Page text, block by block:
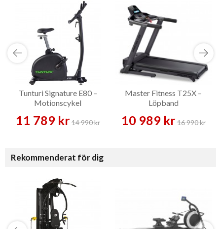
Tunturi Signature E80 –
Motionscykel
11 789 kr14 990 kr
Master Fitness T25X –
Löpband
10 989 kr16 990 kr
Rekommenderat för dig